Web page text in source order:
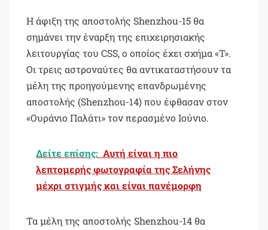
Η άφιξη της αποστολής Shenzhou-15 θα
σημάνει την έναρξη της επιχειρησιακής
λειτουργίας του CSS, ο οποίος έχει σχήμα «T».
Οι τρεις αστροναύτες θα αντικαταστήσουν τα
μέλη της προηγούμενης επανδρωμένης
αποστολής (Shenzhou-14) που έφθασαν στον
«Ουράνιο Παλάτι» τον περασμένο Ιούνιο.
Δείτε επίσης: Αυτή είναι η πιο
λεπτομερής φωτογραφία της Σελήνης
μέχρι στιγμής και είναι πανέμορφη
Τα μέλη της αποστολής Shenzhou-14 θα